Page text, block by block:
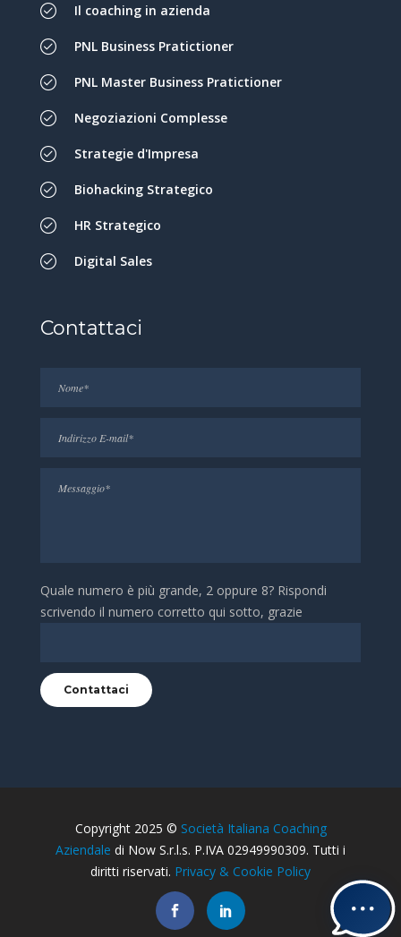
Il coaching in azienda
PNL Business Pratictioner
PNL Master Business Pratictioner
Negoziazioni Complesse
Strategie d'Impresa
Biohacking Strategico
HR Strategico
Digital Sales
Contattaci
Quale numero è più grande, 2 oppure 8? Rispondi
scrivendo il numero corretto qui sotto, grazie
Copyright 2025 © Società Italiana Coaching
Aziendale di Now S.r.l.s. P.IVA 02949990309. Tutti i
diritti riservati. Privacy & Cookie Policy